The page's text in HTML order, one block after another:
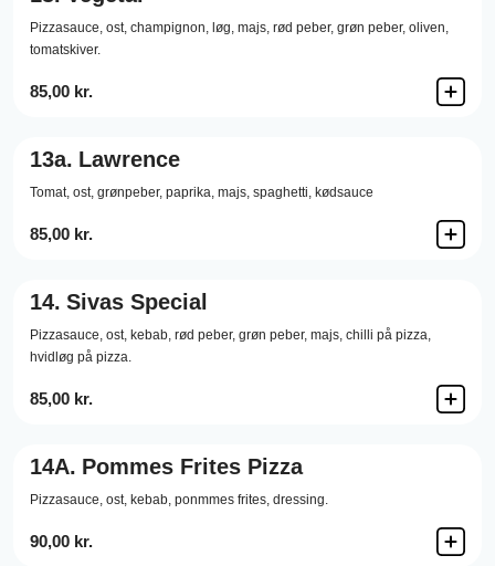
Pizzasauce, ost, champignon, løg, majs, rød peber, grøn peber, oliven,
tomatskiver.
85,00 kr.
13a. Lawrence
Tomat, ost, grønpeber, paprika, majs, spaghetti, kødsauce
85,00 kr.
14. Sivas Special
Pizzasauce, ost, kebab, rød peber, grøn peber, majs, chilli på pizza,
hvidløg på pizza.
85,00 kr.
14A. Pommes Frites Pizza
Pizzasauce, ost, kebab, ponmmes frites, dressing.
90,00 kr.